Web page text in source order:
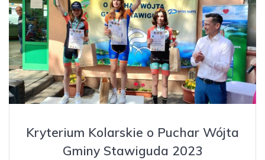
Kryterium Kolarskie o Puchar Wójta
Gminy Stawiguda 2023